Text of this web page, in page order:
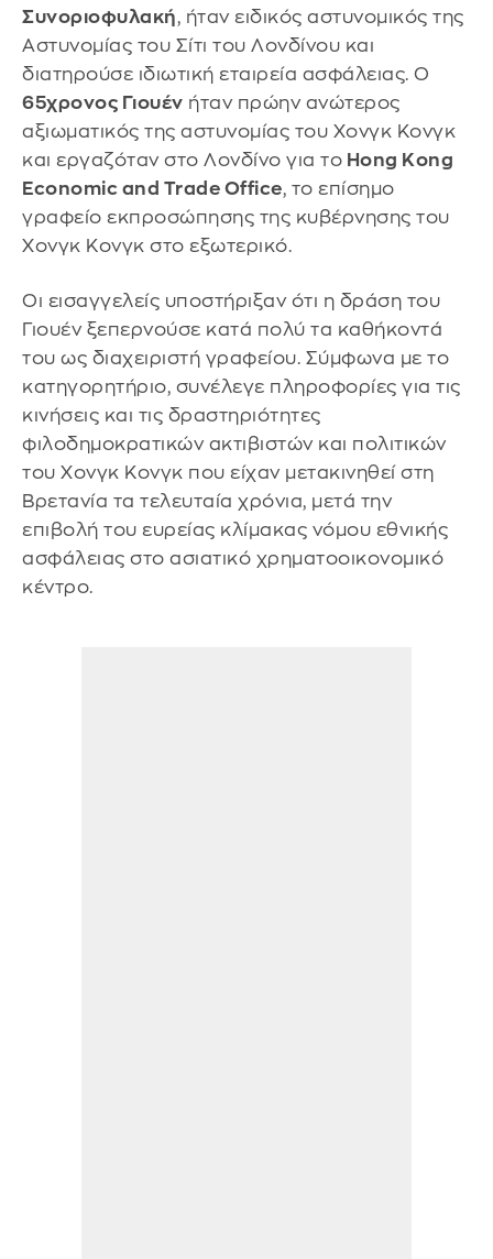
Συνοριοφυλακή, ήταν ειδικός αστυνομικός της
Αστυνομίας του Σίτι του Λονδίνου και
διατηρούσε ιδιωτική εταιρεία ασφάλειας. Ο
65χρονος Γιουέν ήταν πρώην ανώτερος
αξιωματικός της αστυνομίας του Χονγκ Κονγκ
και εργαζόταν στο Λονδίνο για το Hong Kong
Economic and Trade Office, το επίσημο
γραφείο εκπροσώπησης της κυβέρνησης του
Χονγκ Κονγκ στο εξωτερικό.
Οι εισαγγελείς υποστήριξαν ότι η δράση του
Γιουέν ξεπερνούσε κατά πολύ τα καθήκοντά
του ως διαχειριστή γραφείου. Σύμφωνα με το
κατηγορητήριο, συνέλεγε πληροφορίες για τις
κινήσεις και τις δραστηριότητες
φιλοδημοκρατικών ακτιβιστών και πολιτικών
του Χονγκ Κονγκ που είχαν μετακινηθεί στη
Βρετανία τα τελευταία χρόνια, μετά την
επιβολή του ευρείας κλίμακας νόμου εθνικής
ασφάλειας στο ασιατικό χρηματοοικονομικό
κέντρο.